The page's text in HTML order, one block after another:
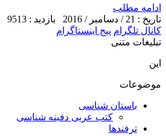
ادامه مطلب
تاریخ : 21 / دسامبر / 2016
بازدید : 9513
کانال تلگرام پیج اینستاگرام
تبلیغات متنی
این
موضوعات
باستان شناسی
کتب عربی دفینه شناسی
ترفندها